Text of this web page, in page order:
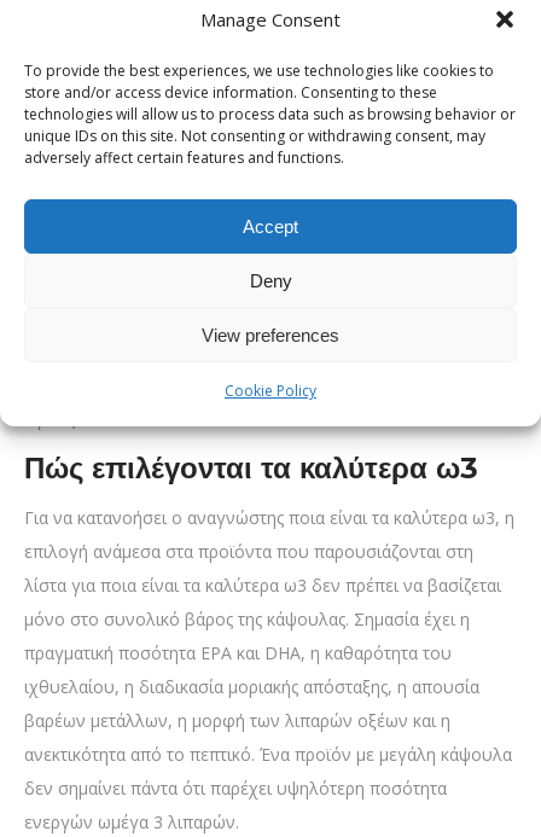
Manage Consent
To provide the best experiences, we use technologies like cookies to
store and/or access device information. Consenting to these
technologies will allow us to process data such as browsing behavior or
unique IDs on this site. Not consenting or withdrawing consent, may
adversely affect certain features and functions.
Accept
Deny
View preferences
Cookie Policy
ιχθυελαίων με το πιστοποιημένο ιχθυέλαιο VivoMega 3624,
με ξηρά εκχυλίσματα από φύλλα ελιάς, καρπό κόκκινου
σταφυλιού και σπόρους σησαμιού, δίνοντας μια πιο σύνθετη
προσέγγιση σε σχέση με ένα απλό ιχθυέλαιο. Ανάμεσα στα
ω3, ξεχωρίζει για τον συνδυασμό ποιοτικού ιχθυελαίου με
φυτικά εκχυλίσματα. Το VivoMega 3624 προέρχεται από
αναγνωρισμένο παραγωγό ιχθυελαίων στη Νορβηγία, με
προτεινόμενη λήψη είναι 1 έως 2 κάψουλες την ημέρα,
σύμφωνα με τις οδηγίες του προϊόντος ή του επαγγελματία
Πώς επιλέγονται τα καλύτερα ω3
Για να κατανοήσει ο αναγνώστης ποια είναι τα καλύτερα ω3, η
επιλογή ανάμεσα στα προϊόντα που παρουσιάζονται στη
λίστα για ποια είναι τα καλύτερα ω3 δεν πρέπει να βασίζεται
μόνο στο συνολικό βάρος της κάψουλας. Σημασία έχει η
πραγματική ποσότητα EPA και DHA, η καθαρότητα του
ιχθυελαίου, η διαδικασία μοριακής απόσταξης, η απουσία
βαρέων μετάλλων, η μορφή των λιπαρών οξέων και η
ανεκτικότητα από το πεπτικό. Ένα προϊόν με μεγάλη κάψουλα
δεν σημαίνει πάντα ότι παρέχει υψηλότερη ποσότητα
ενεργών ωμέγα 3 λιπαρών.